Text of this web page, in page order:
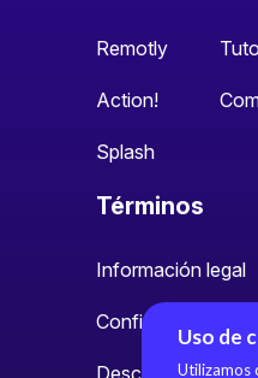
Uso de
Utilizamos
Remotly
Action!
Splash
Términos
Información legal
Configuración de
Descripción